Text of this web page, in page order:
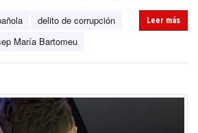
delito de corrupción
María Bartomeu
Leer más